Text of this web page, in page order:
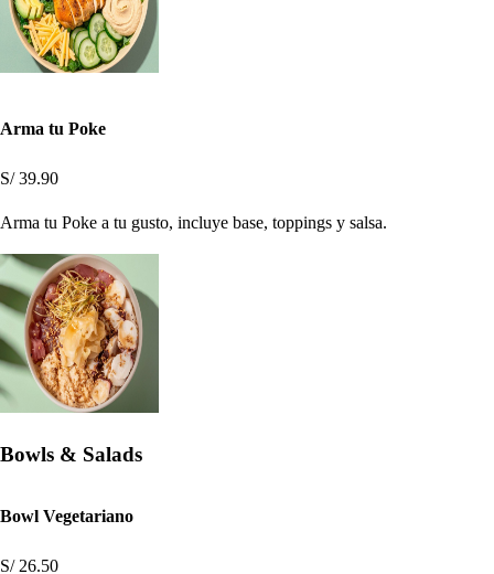
Arma tu Poke
S/ 39.90
Arma tu Poke a tu gusto, incluye base, toppings y salsa.
Bowls & Salads
Bowl Vegetariano
S/ 26.50